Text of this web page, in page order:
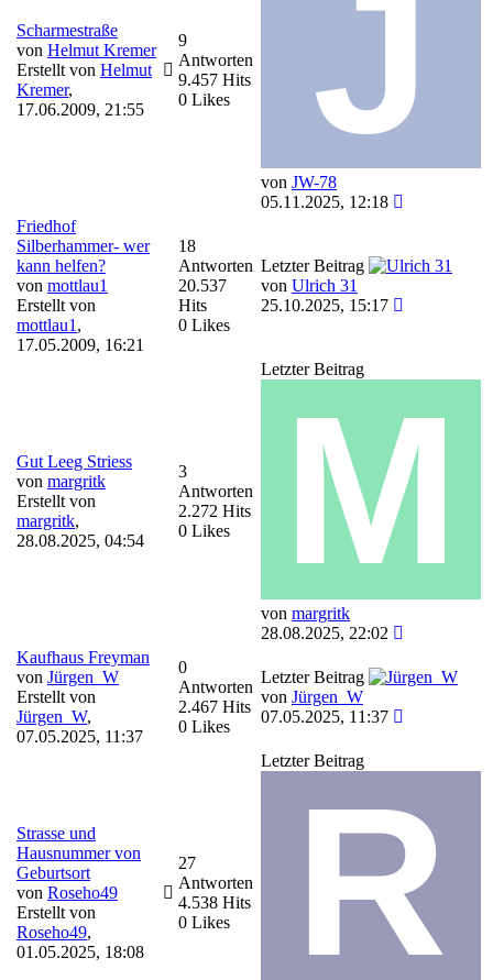
Scharmestraße
von Helmut Kremer
Erstellt von Helmut
Kremer,
17.06.2009, 21:55
9
Antworten
9.457 Hits
0 Likes
von JW-78
05.11.2025, 12:18
Friedhof
Silberhammer- wer
kann helfen?
von mottlau1
Erstellt von
mottlau1 ,
17.05.2009, 16:21
18
Antworten
20.537
Hits
0 Likes
Letzter Beitrag
von Ulrich 31
25.10.2025, 15:17
Gut Leeg Striess
von margritk
Erstellt von
margritk,
28.08.2025, 04:54
3
Antworten
2.272 Hits
0 Likes
Letzter Beitrag
von margritk
28.08.2025, 22:02
Kaufhaus Freyman
von Jürgen_W
Erstellt von
Jürgen_W,
07.05.2025, 11:37
0
Antworten
2.467 Hits
0 Likes
Letzter Beitrag
von Jürgen_W
07.05.2025, 11:37
Strasse und
Hausnummer von
Geburtsort
von Roseho49
Erstellt von
Roseho49,
01.05.2025, 18:08
27
Antworten
4.538 Hits
0 Likes
Letzter Beitrag